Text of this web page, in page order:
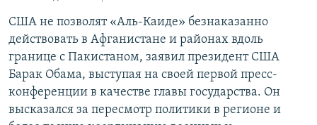
Вернутся
поиску
КЫРГЫЗЧА
ТОҶИКӢ
TÜRKMENÇE
Все сайты РСЕ/РС
США не позволят «Аль-Каиде» безнаказанно
действовать в Афганистане и районах вдоль
границе с Пакистаном, заявил президент США
Барак Обама, выступая на своей первой пресс-
конференции в качестве главы государства. Он
высказался за пересмотр политики в регионе и